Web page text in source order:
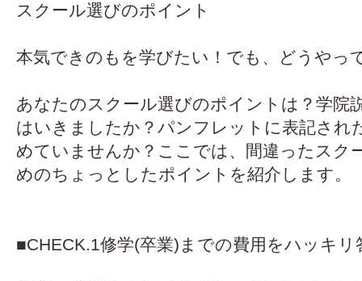
スクール選びのポイント
本気できのもを学びたい！でも、どうやっ
あなたのスクール選びのポイントは？学院
はいきましたか？パンフレットに表記され
めていませんか？ここでは、間違ったスク
めのちょっとしたポイントを紹介します。
■CHECK.1修学(卒業)までの費用をハッキ